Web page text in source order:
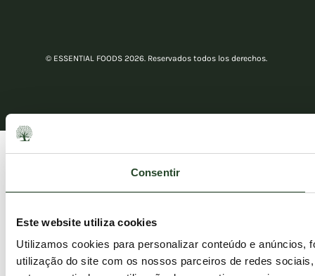
Consentir
Este website utiliza cookies
Utilizamos cookies para personalizar conteúdo e anúncios,
utilização do site com os nossos parceiros de redes
© ESSENTIAL FOODS 2026. Reservados todos los derechos.